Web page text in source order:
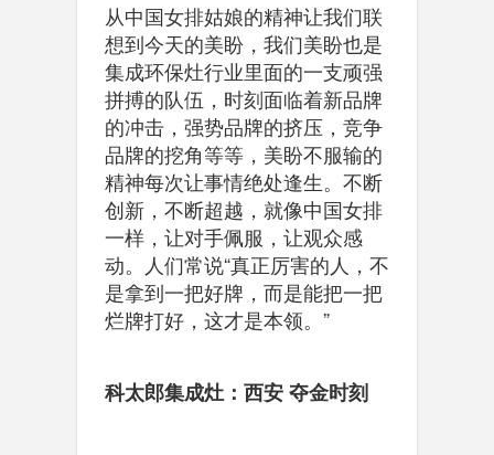
从中国女排姑娘的精神让我们联
想到今天的美盼，我们美盼也是
集成环保灶行业里面的一支顽强
拼搏的队伍，时刻面临着新品牌
的冲击，强势品牌的挤压，竞争
品牌的挖角等等，美盼不服输的
精神每次让事情绝处逢生。不断
创新，不断超越，就像中国女排
一样，让对手佩服，让观众感
动。人们常说“真正厉害的人，不
是拿到一把好牌，而是能把一把
烂牌打好，这才是本领。”
科太郎集成灶：西安 夺金时刻